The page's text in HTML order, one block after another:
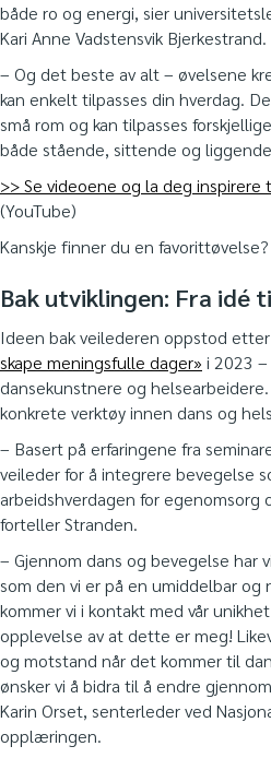
både ro og energi, sier
Kari Anne Vadstensvik Bjerkestrand.
– Og det beste av alt – øvelsene
kan enkelt tilpasses din hverdag.
små rom og kan tilpasses
både stående, sittende og
>> Se videoene og la deg
(YouTube)
Kanskje finner du en favorittøvelse?
Bak utviklingen: Fra idé
Ideen bak veilederen oppstod
skape meningsfulle dager» i 2023
dansekunstnere og
konkrete verktøy innen dans og
– Basert på erfaringene fra
veileder for å integrere bevegelse
arbeidshverdagen for egenomsorg
forteller Stranden.
– Gjennom dans og bevegelse har
som den vi er på en umiddelbar og
kommer vi i kontakt med vår
opplevelse av at dette er meg!
og motstand når det kommer til
ønsker vi å bidra til å endre
Karin Orset, senterleder ved
opplæringen.